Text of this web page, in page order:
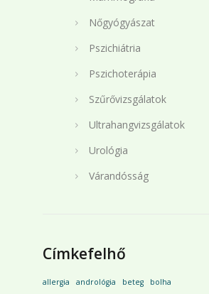
Nőgyógyászat
Pszichiátria
Pszichoterápia
Szűrővizsgálatok
Ultrahangvizsgálatok
Urológia
Várandósság
Címkefelhő
allergia andrológia beteg bolha